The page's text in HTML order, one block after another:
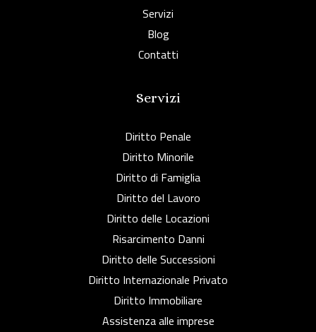
Servizi
Blog
Contatti
Servizi
Diritto Penale
Diritto Minorile
Diritto di Famiglia
Diritto del Lavoro
Diritto delle Locazioni
Risarcimento Danni
Diritto delle Successioni
Diritto Internazionale Privato
Diritto Immobiliare
Assistenza alle imprese